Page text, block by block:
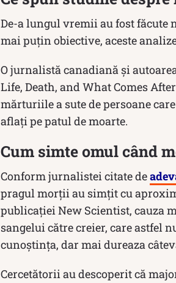
De-a lungul vremii au fost făcute
mai puțin obiective, aceste
O jurnalistă canadiană şi
Life, Death, and What Comes
mărturiile a sute de persoane
aflaţi pe patul de moarte.
Cum simte omul când
Conform jurnalistei citate de
pragul morții au simțit cu
publicației New Scientist, cauza
sangelui către creier, care astfel
cunoștința, dar mai dureaza
Cercetătorii au descoperit că